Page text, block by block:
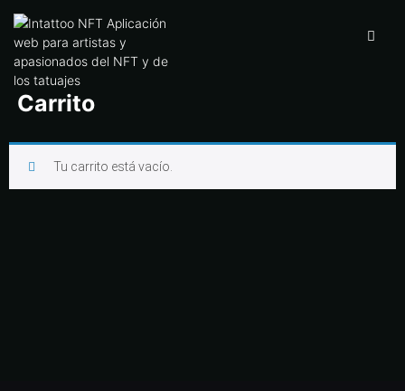
Carrito
Tu carrito está vacío.